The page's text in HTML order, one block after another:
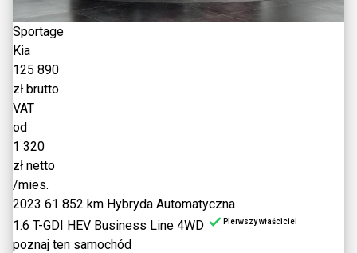
Sportage
Kia
125 890
zł brutto
VAT
od
1 320
zł netto
/mies.
2023 61 852 km Hybryda Automatyczna
1.6 T-GDI HEV Business Line 4WD
Pierwszy właściciel
poznaj ten samochód